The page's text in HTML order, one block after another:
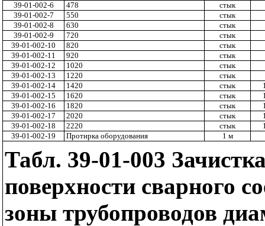
39-01-002-6
478 стык
39-01-002-7
550 стык
39-01-002-8
630 стык
39-01-002-9
720 стык
39-01-002-10
820 стык
39-01-002-11
920 стык
39-01-002-12
1020 стык
39-01-002-13
1220 стык
39-01-002-14
1420 стык
39-01-002-15
1620 стык
39-01-002-16
1820 стык
39-01-002-17
2020 стык
39-01-002-18
2220 стык
39-01-002-19
Протирка оборудования 1 м
Табл. 39-01-003
поверхности сварного
зоны трубопроводов